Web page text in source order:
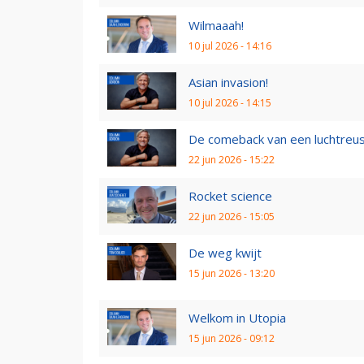
Wilmaaah!
10 jul 2026 - 14:16
Asian invasion!
10 jul 2026 - 14:15
De comeback van een
22 jun 2026 - 15:22
Rocket science
22 jun 2026 - 15:05
De weg kwijt
15 jun 2026 - 13:20
Welkom in Utopia
15 jun 2026 - 09:12